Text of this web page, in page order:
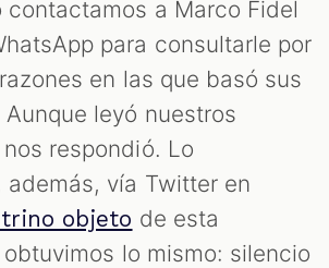
contactamos a Marco Fidel
para consultarle por
en las que basó sus
leyó nuestros
respondió. Lo
vía Twitter en
objeto de esta
lo mismo: silencio